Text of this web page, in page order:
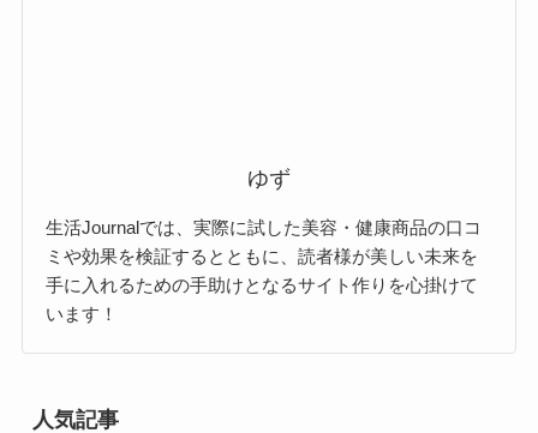
ゆず
生活Journalでは、実際に試した美容・健康商品の口コ
ミや効果を検証するとともに、読者様が美しい未来を
手に入れるための手助けとなるサイト作りを心掛けて
います！
人気記事